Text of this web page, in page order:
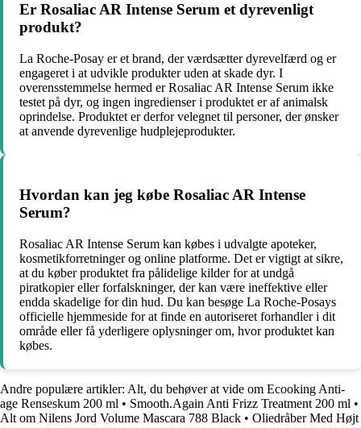
Er Rosaliac AR Intense Serum et dyrevenligt
produkt?
La Roche-Posay er et brand, der værdsætter dyrevelfærd og er
engageret i at udvikle produkter uden at skade dyr. I
overensstemmelse hermed er Rosaliac AR Intense Serum ikke
testet på dyr, og ingen ingredienser i produktet er af animalsk
oprindelse. Produktet er derfor velegnet til personer, der ønsker
at anvende dyrevenlige hudplejeprodukter.
Hvordan kan jeg købe Rosaliac AR Intense
Serum?
Rosaliac AR Intense Serum kan købes i udvalgte apoteker,
kosmetikforretninger og online platforme. Det er vigtigt at sikre,
at du køber produktet fra pålidelige kilder for at undgå
piratkopier eller forfalskninger, der kan være ineffektive eller
endda skadelige for din hud. Du kan besøge La Roche-Posays
officielle hjemmeside for at finde en autoriseret forhandler i dit
område eller få yderligere oplysninger om, hvor produktet kan
købes.
Andre populære artikler: Alt, du behøver at vide om Ecooking Anti-
age Renseskum 200 ml • Smooth.Again Anti Frizz Treatment 200 ml •
Alt om Nilens Jord Volume Mascara 788 Black • Oliedråber Med Højt